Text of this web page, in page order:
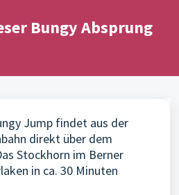
Bungy Absprung
Jump findet aus der
direkt über dem
Stockhorn im Berner
in ca. 30 Minuten